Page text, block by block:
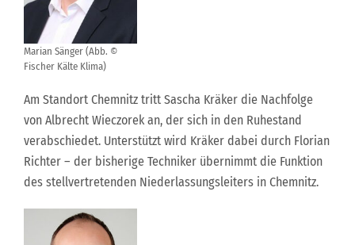
Marian Sänger (Abb. ©
Fischer Kälte Klima)
Am Standort Chemnitz tritt Sascha Kräker die Nachfolge
von Albrecht Wieczorek an, der sich in den Ruhestand
verabschiedet. Unterstützt wird Kräker dabei durch Florian
Richter – der bisherige Techniker übernimmt die Funktion
des stellvertretenden Niederlassungsleiters in Chemnitz.